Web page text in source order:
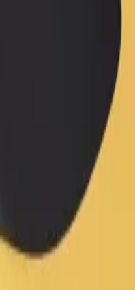
la mejor opción para tu viaje.
avisa al conductor antes